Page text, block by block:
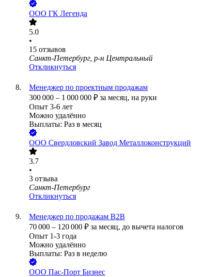
ООО ГК Легенда
5.0
•
15 отзывов
Санкт-Петербург, р-н Центральный
Откликнуться
Менеджер по проектным продажам
300 000 – 1 000 000 ₽ за месяц, на руки
Опыт 3-6 лет
Можно удалённо
Выплаты: Раз в месяц
ООО Свердловский Завод Металлоконструкций
3.7
•
3 отзыва
Санкт-Петербург
Откликнуться
Менеджер по продажам B2B
70 000 – 120 000 ₽ за месяц, до вычета налогов
Опыт 1-3 года
Можно удалённо
Выплаты: Раз в неделю
ООО Пас-Порт Бизнес